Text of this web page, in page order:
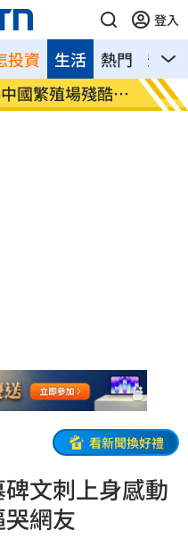
登入
投資 熱門 影音
生活
房東溢價快10萬 慈濟
看新聞換好禮
文刺上身感動
網友